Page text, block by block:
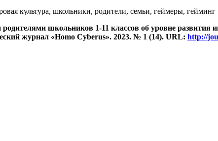
культура, школьники, родители, семьи, геймеры, гейминг
школьников 1-11 классов об уровне развития
журнал «Homo Cyberus». 2023. № 1 (14). URL: http://